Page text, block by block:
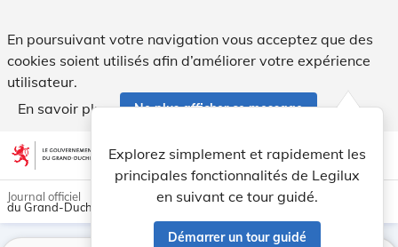
En poursuivant votre navigation vous acceptez que des
cookies soient utilisés afin d’améliorer votre expérience
utilisateur.
En savoir plus
Ne plus afficher ce message
Aller au contenu account_circle help Aide
Explorez simplement et rapidement les
principales fonctionnalités de Legilux
en suivant ce tour guidé.
Démarrer un tour guidé
light_mode dark_mode
Journal officiel
du Grand-Duché de Luxembourg